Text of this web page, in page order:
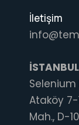
İletişim
Selenium
Ataköy 7-
Mah., D-